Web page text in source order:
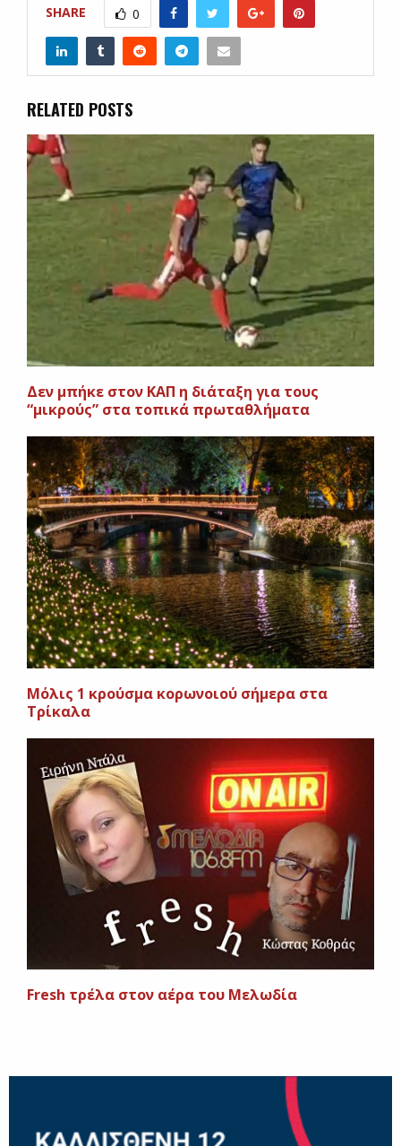
SHARE 0
RELATED POSTS
Δεν μπήκε στον ΚΑΠ η διάταξη για τους
“μικρούς” στα τοπικά πρωταθλήματα
Μόλις 1 κρούσμα κορωνοιού σήμερα στα
Τρίκαλα
Fresh τρέλα στον αέρα του Μελωδία